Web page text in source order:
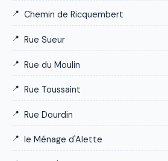
Chemin de Ricquembert
Rue Sueur
Rue du Moulin
Rue Toussaint
Rue Dourdin
le Ménage d'Alette